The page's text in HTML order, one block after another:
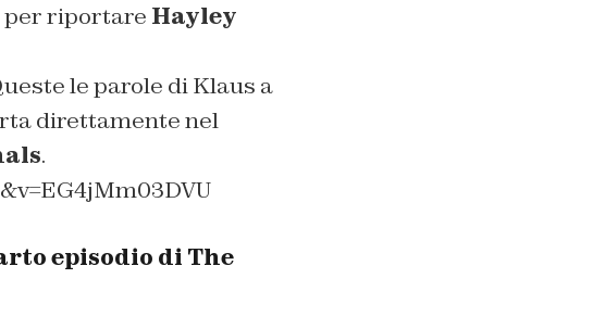
per riportare Hayley
le parole di Klaus a
direttamente nel
.
episodio di The